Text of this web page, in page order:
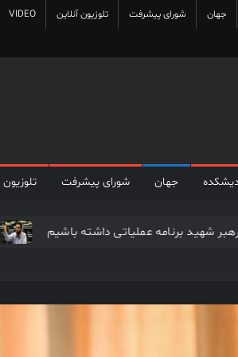
جهان شورای پیشرفت تلوزیون آنلاین VIDEO
جهان شورای پیشرفت تلوزیون
خون‌خواهی رهبر شهید برنامه عملیاتی داشته